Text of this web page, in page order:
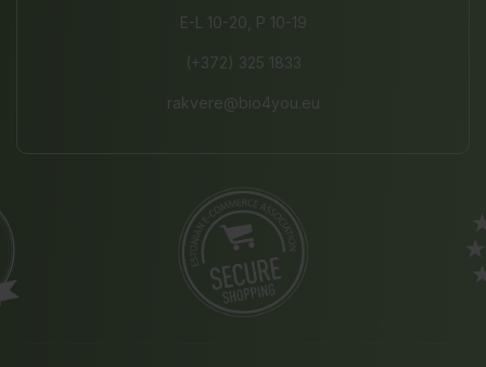
E-L 10-20, P 10-19
(+372) 325 1833
rakvere@bio4you.eu